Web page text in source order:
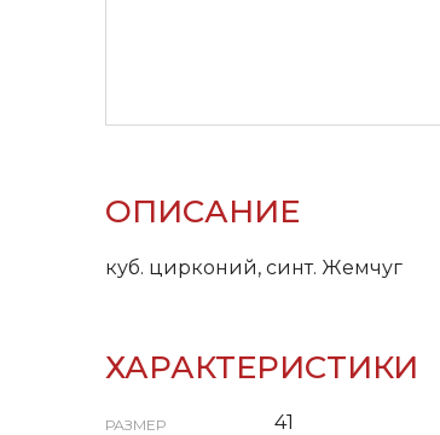
ОПИСАНИЕ
куб. цирконий, синт. Жемчуг
ХАРАКТЕРИСТИКИ
РАЗМЕР 41